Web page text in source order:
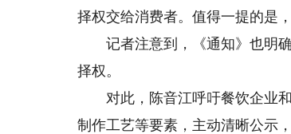
择权交给消费者。值得一提的是
记者注意到，《通知》也明确
择权。
对此，陈音江呼吁餐饮企业和
制作工艺等要素，主动清晰公示